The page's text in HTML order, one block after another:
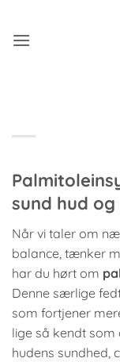
indhold
sund hud
Når vi taler om
balance, tænker
har du hørt om
Denne særlige
som fortjener
lige så kendt som
hudens sundhed,